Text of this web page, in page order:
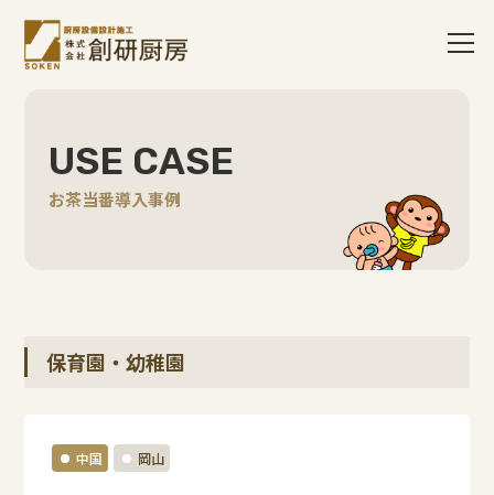
USE CASE
お茶当番導入事例
保育園・幼稚園
中国 岡山